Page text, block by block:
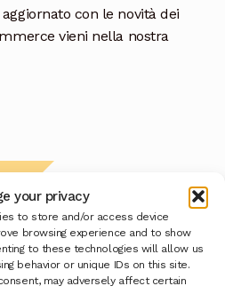
your privacy
to store and/or access device
browsing experience and to show
to these technologies will allow us
behavior or unique IDs on this site.
may adversely affect certain
con le novità dei
vieni nella nostra